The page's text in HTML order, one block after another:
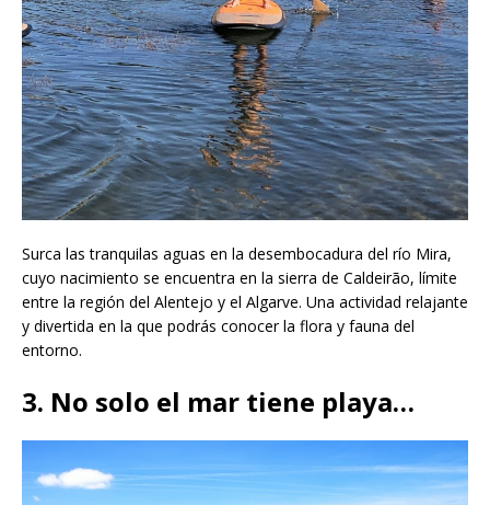
Surca las tranquilas aguas en la desembocadura del río Mira,
cuyo nacimiento se encuentra en la sierra de Caldeirão, límite
entre la región del Alentejo y el Algarve. Una actividad relajante
y divertida en la que podrás conocer la flora y fauna del
entorno.
3. No solo el mar tiene playa…